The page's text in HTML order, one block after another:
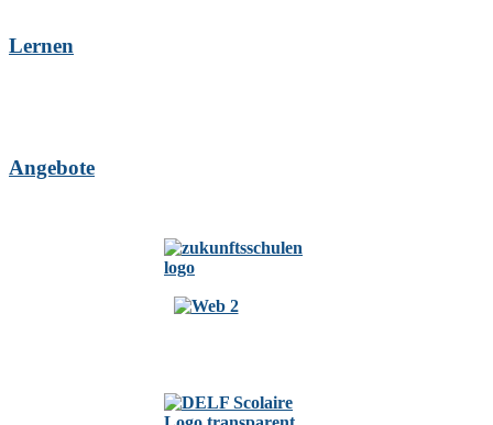
Lernen
Angebote